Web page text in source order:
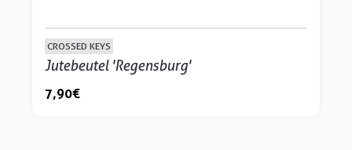
CROSSED KEYS
Jutebeutel 'Regensburg'
7,90 €